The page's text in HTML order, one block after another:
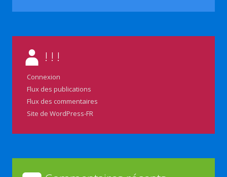
! ! !
Connexion
Flux des publications
Flux des commentaires
Site de WordPress-FR